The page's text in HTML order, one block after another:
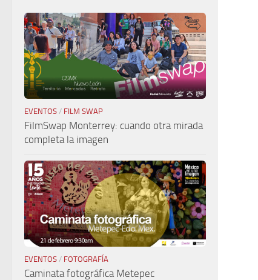
EVENTOS / FILM SWAP
FilmSwap Monterrey: cuando otra mirada
completa la imagen
EVENTOS / FOTOGRAFÍA
Caminata fotográfica Metepec